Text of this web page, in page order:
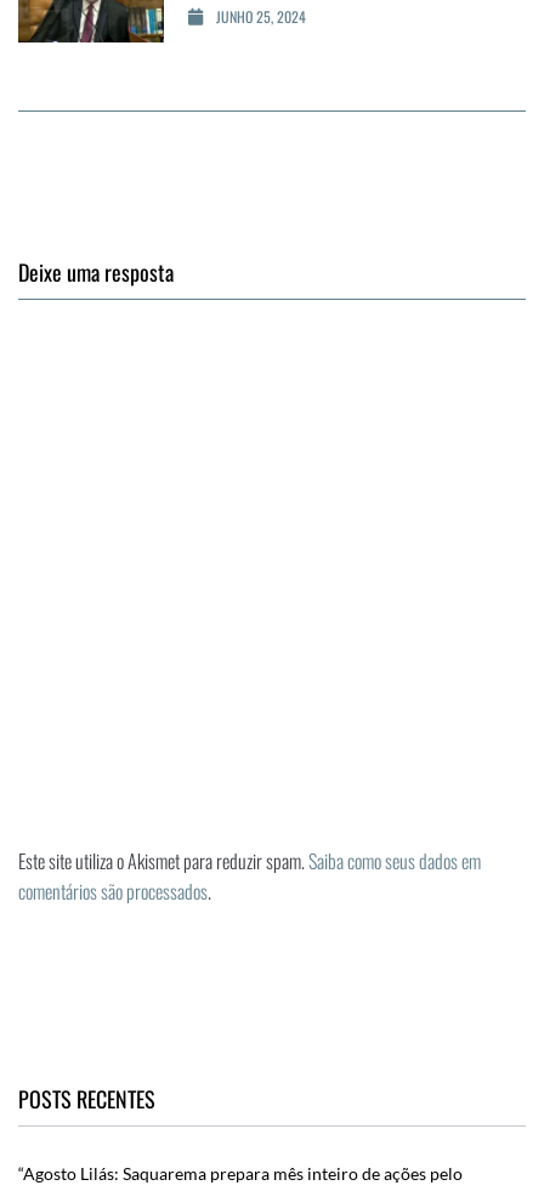
JUNHO 25, 2024
Deixe uma resposta
Este site utiliza o Akismet para reduzir spam.Saiba como seus dados em
comentários são processados.
POSTS RECENTES
“Agosto Lilás: Saquarema prepara mês inteiro de ações pelo